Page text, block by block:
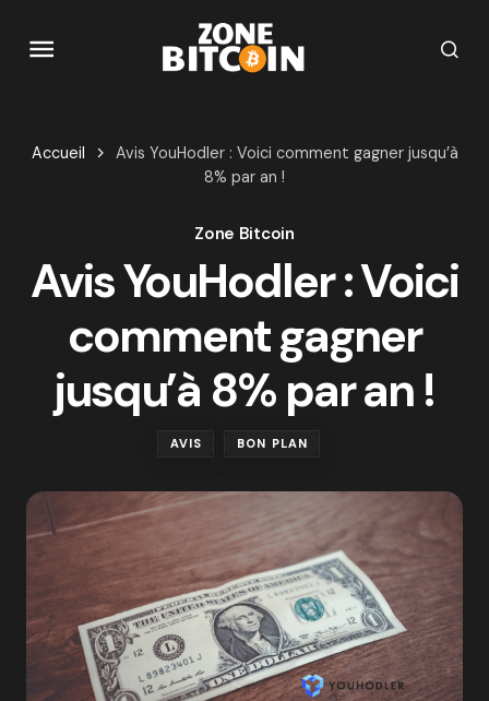
Accueil
Avis YouHodler : Voici comment gagner jusqu’à
8% par an !
Zone Bitcoin
Avis YouHodler : Voici
comment gagner
jusqu’à 8% par an !
AVIS BON PLAN